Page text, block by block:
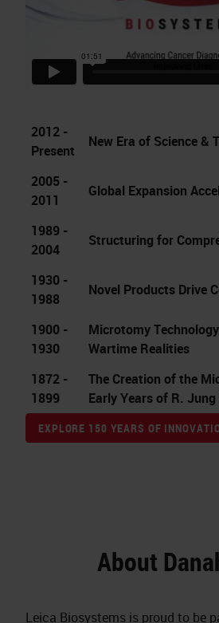
2012 -
Present
New Era of Science &
2005 -
2011
Global Expansion
1989 -
2004
Structuring for
1930 -
1988
Novel Products Drive
1900 -
1930
Microtomy
Wartime Realities
1872 -
1899
The Creation of the
Early Years of R. Jung
EXPLORE 150 YEARS OF
About
Leica Biosystems is proud to be